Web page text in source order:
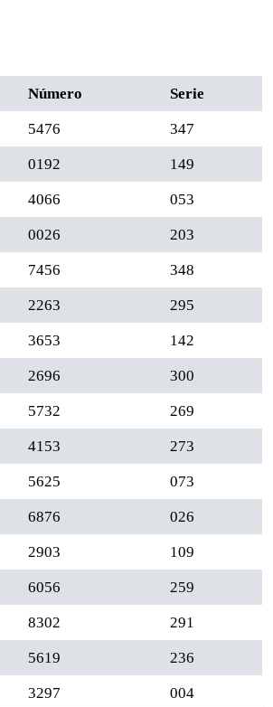
Número Serie
5476 347
0192 149
4066 053
0026 203
7456 348
2263 295
3653 142
2696 300
5732 269
4153 273
5625 073
6876 026
2903 109
6056 259
8302 291
5619 236
3297 004